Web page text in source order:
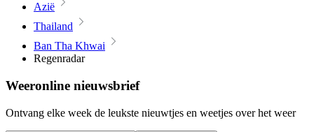
Azië
Thailand
Ban Tha Khwai
Regenradar
Weeronline nieuwsbrief
Ontvang elke week de leukste nieuwtjes en weetjes over het weer